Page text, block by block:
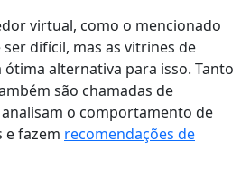
virtual, como o mencionado
difícil, mas as vitrines de
alternativa para isso. Tanto
são chamadas de
o comportamento de
e fazem recomendações de